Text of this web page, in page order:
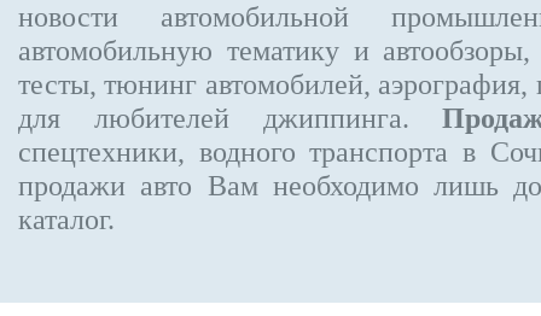
новости автомобильной
автомобильную тематику и
тесты, тюнинг автомобилей,
для любителей джиппинга.
спецтехники, водного транспорта в
продажи авто Вам необходимо лишь
каталог.